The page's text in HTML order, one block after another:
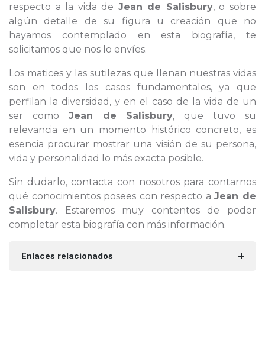
respecto a la vida de Jean de Salisbury, o sobre
algún detalle de su figura u creación que no
hayamos contemplado en esta biografía, te
solicitamos que nos lo envíes.
Los matices y las sutilezas que llenan nuestras vidas
son en todos los casos fundamentales, ya que
perfilan la diversidad, y en el caso de la vida de un
ser como Jean de Salisbury, que tuvo su
relevancia en un momento histórico concreto, es
esencia procurar mostrar una visión de su persona,
vida y personalidad lo más exacta posible.
Sin dudarlo, contacta con nosotros para contarnos
qué conocimientos posees con respecto aJean de
Salisbury. Estaremos muy contentos de poder
completar esta biografía con más información.
Enlaces relacionados